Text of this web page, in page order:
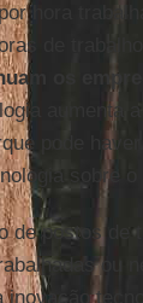
hora
de
os
aumenta
pode
sobre o
de postos de
ou
inovação